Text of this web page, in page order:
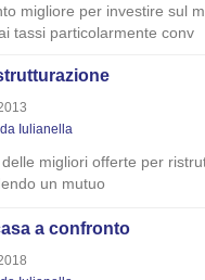
migliore per investire sul
tassi particolarmente conv
Iulianella
migliori offerte per
un mutuo
a confronto